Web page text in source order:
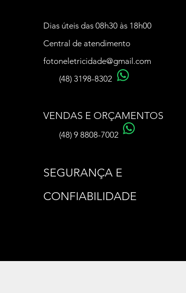
Dias úteis das 08h30 às 18h00
Central de atendimento
fotoneletricidade@gmail.com
(48) 3198-8302
VENDAS E ORÇAMENTOS
(48) 9 8808-7002
SEGURANÇA E
CONFIABILIDADE